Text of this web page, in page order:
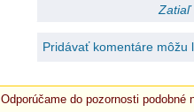
Zatiaľ
Pridávať komentáre
Odporúčame do pozornosti podobné